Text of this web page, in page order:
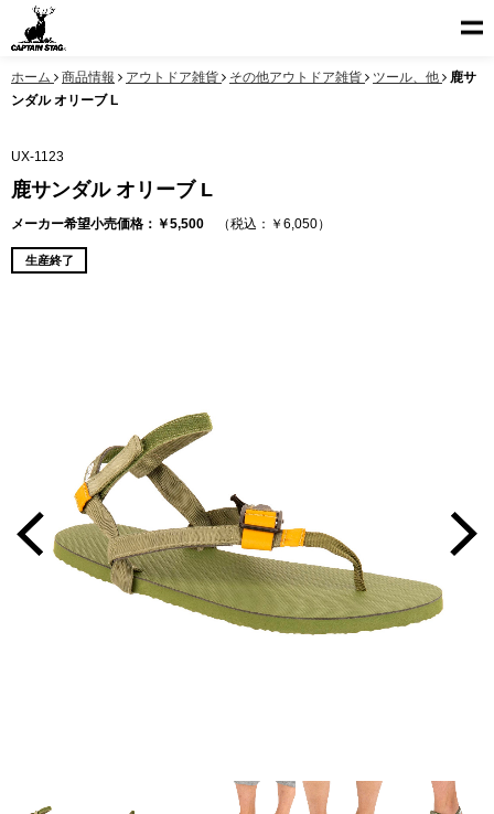
ホーム 商品情報 アウトドア雑貨 その他アウトドア雑貨 ツール、他
鹿サ
ンダル オリーブ L
UX-1123
鹿サンダル オリーブ L
メーカー希望小売価格：￥5,500 （税込：￥6,050）
生産終了